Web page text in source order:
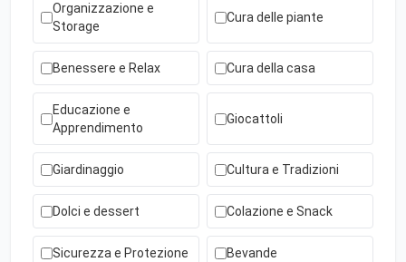
Organizzazione e
Storage
Cura delle piante
Benessere e Relax Cura della casa
Educazione e
Apprendimento
Giocattoli
Giardinaggio Cultura e Tradizioni
Dolci e dessert Colazione e Snack
Sicurezza e Protezione Bevande